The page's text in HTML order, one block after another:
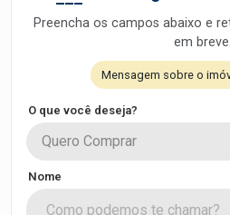
Preencha os campos abaixo e
em breve.
Mensagem sobre o
O que você deseja?
Quero Comprar
Nome